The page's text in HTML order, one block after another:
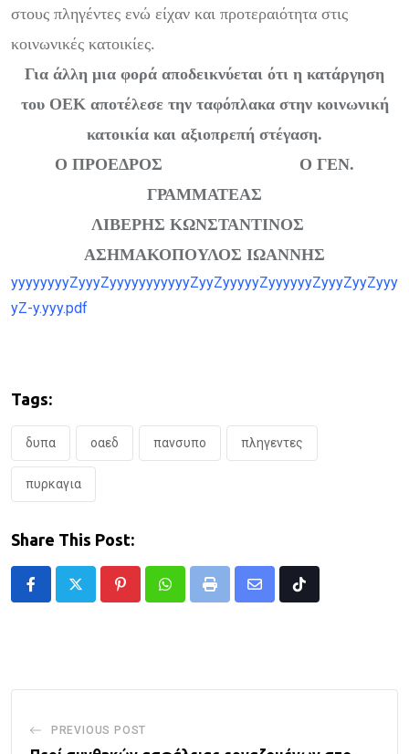
στους πληγέντες ενώ είχαν και προτεραιότητα στις
κοινωνικές κατοικίες.
Για άλλη μια φορά αποδεικνύεται ότι η κατάργηση
του ΟΕΚ αποτέλεσε την ταφόπλακα στην κοινωνική
κατοικία και αξιοπρεπή στέγαση.
Ο ΠΡΟΕΔΡΟΣ Ο ΓΕΝ.
ΓΡΑΜΜΑΤΕΑΣ
ΛΙΒΕΡΗΣ ΚΩΝΣΤΑΝΤΙΝΟΣ
ΑΣΗΜΑΚΟΠΟΥΛΟΣ ΙΩΑΝΝΗΣ
yyyyyyyyZyyyZyyyyyyyyyyyZyyZyyyyyZyyyyyyZyyyZyyZyyy
yZ-y.yyy.pdf
Tags:
δυπα οαεδ πανσυπο πληγεντες
πυρκαγια
Share This Post:
PinterestWhatsappPrint
Share
Tiktok
PREVIOUS POST